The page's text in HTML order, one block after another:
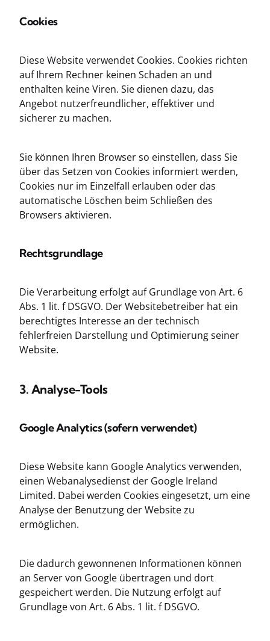
Cookies
Diese Website verwendet Cookies. Cookies richten
auf Ihrem Rechner keinen Schaden an und
enthalten keine Viren. Sie dienen dazu, das
Angebot nutzerfreundlicher, effektiver und
sicherer zu machen.
Sie können Ihren Browser so einstellen, dass Sie
über das Setzen von Cookies informiert werden,
Cookies nur im Einzelfall erlauben oder das
automatische Löschen beim Schließen des
Browsers aktivieren.
Rechtsgrundlage
Die Verarbeitung erfolgt auf Grundlage von Art. 6
Abs. 1 lit. f DSGVO. Der Websitebetreiber hat ein
berechtigtes Interesse an der technisch
fehlerfreien Darstellung und Optimierung seiner
Website.
3. Analyse-Tools
Google Analytics (sofern verwendet)
Diese Website kann Google Analytics verwenden,
einen Webanalysedienst der Google Ireland
Limited. Dabei werden Cookies eingesetzt, um eine
Analyse der Benutzung der Website zu
ermöglichen.
Die dadurch gewonnenen Informationen können
an Server von Google übertragen und dort
gespeichert werden. Die Nutzung erfolgt auf
Grundlage von Art. 6 Abs. 1 lit. f DSGVO.